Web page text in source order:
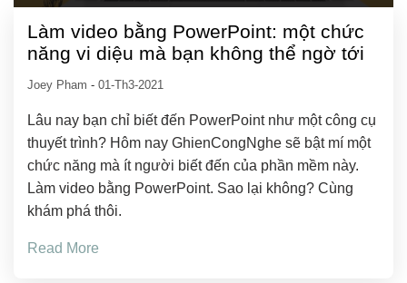
Làm video bằng PowerPoint: một chức
năng vi diệu mà bạn không thể ngờ tới
Joey Pham - 01-Th3-2021
Lâu nay bạn chỉ biết đến PowerPoint như một công cụ
thuyết trình? Hôm nay GhienCongNghe sẽ bật mí một
chức năng mà ít người biết đến của phần mềm này.
Làm video bằng PowerPoint. Sao lại không? Cùng
khám phá thôi.
Read More